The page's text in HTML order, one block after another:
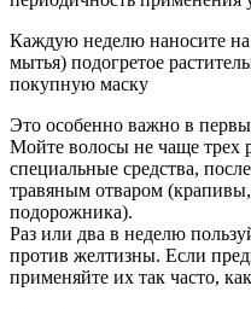
Каждую неделю наносите
мытья) подогретое
покупную маску
Это особенно важно в
Мойте волосы не чаще трех
специальные средства,
травяным отваром
подорожника).
Раз или два в неделю
против желтизны. Если
применяйте их так часто,